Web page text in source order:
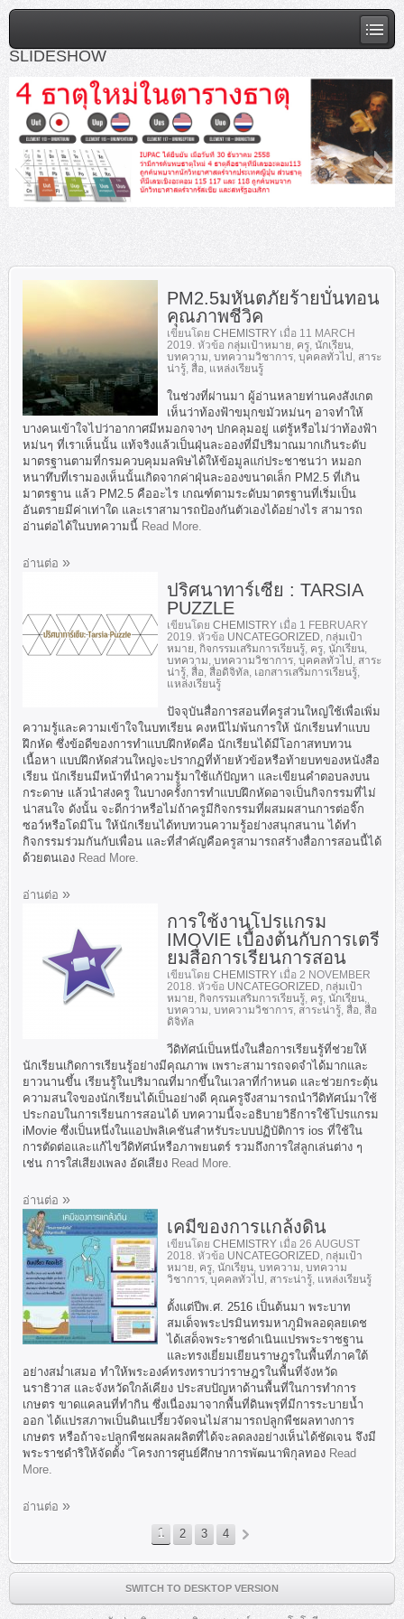
SLIDESHOW
slideshow1
PM2.5มหันตภัยร้ายบั่นทอน
คุณภาพชีวิค
เขียนโดย CHEMISTRY เมื่อ 11 MARCH
2019. หัวข้อ กลุ่มเป้าหมาย, ครู, นักเรียน,
บทความ, บทความวิชาการ, บุคคลทั่วไป , สาระ
น่ารู้, สื่อ, แหล่งเรียนรู้
ในช่วงที่ผ่านมา ผู้อ่านหลายท่านคงสังเกต
เห็นว่าท้องฟ้าขมุกขมัวหม่นๆ อาจทำให้
บางคนเข้าใจไปว่าอากาศมีหมอกจางๆ ปกคลุมอยู่ แต่รู้หรือไม่ว่าท้องฟ้า
หม่นๆ ที่เราเห็นนั้น แท้จริงแล้วเป็นฝุ่นละอองที่มีปริมาณมากเกินระดับ
มาตรฐานตามที่กรมควบคุมมลพิษได้ให้ข้อมูลแก่ประชาชนว่า หมอก
หนาทึบที่เรามองเห็นนั้นเกิดจากค่าฝุ่นละอองขนาดเล็ก PM2.5 ที่เกิน
มาตรฐาน แล้ว PM2.5 คืออะไร เกณฑ์ตามระดับมาตรฐานที่เริ่มเป็น
อันตรายมีค่าเท่าใด และเราสามารถป้องกันตัวเองได้อย่างไร สามารถ
อ่านต่อได้ในบทความนี้ Read More.
อ่านต่อ
ปริศนาทาร์เซีย : TARSIA
PUZZLE
เขียนโดย CHEMISTRY เมื่อ 1 FEBRUARY
2019. หัวข้อ UNCATEGORIZED, กลุ่มเป้า
หมาย, กิจกรรมเสริมการเรียนรู้, ครู, นักเรียน,
บทความ, บทความวิชาการ, บุคคลทั่วไป , สาระ
น่ารู้, สื่อ, สื่อดิจิทัล, เอกสารเสริมการเรียนรู้,
แหล่งเรียนรู้
ปัจจุบันสื่อการสอนที่ครูส่วนใหญ่ใช้เพื่อเพิ่ม
ความรู้และความเข้าใจในบทเรียน คงหนีไม่พ้นการให้ นักเรียนทำแบบ
ฝึกหัด ซึ่งข้อดีของการทำแบบฝึกหัดคือ นักเรียนได้มีโอกาสทบทวน
เนื้อหา แบบฝึกหัดส่วนใหญ่จะปรากฏที่ท้ายหัวข้อหรือท้ายบทของหนังสือ
เรียน นักเรียนมีหน้าที่นำความรู้มาใช้แก้ปัญหา และเขียนคำตอบลงบน
กระดาษ แล้วนำส่งครู ในบางครั้งการทำแบบฝึกหัดอาจเป็นกิจกรรมที่ไม่
น่าสนใจ ดังนั้น จะดีกว่าหรือไม่ถ้าครูมีกิจกรรมที่ผสมผสานการต่อจิ๊ก
ซอว์หรือโดมิโน ให้นักเรียนได้ทบทวนความรู้อย่างสนุกสนาน ได้ทำ
กิจกรรมร่วมกันกับเพื่อน และที่สำคัญคือครูสามารถสร้างสื่อการสอนนี้ได้
ด้วยตนเอง Read More.
อ่านต่อ
การใช้งานโปรแกรม
IMOVIE เบื้องต้นกับการเตรี
ยมสื่อการเรียนการสอน
เขียนโดย CHEMISTRY เมื่อ 2 NOVEMBER
2018. หัวข้อ UNCATEGORIZED, กลุ่มเป้า
หมาย, กิจกรรมเสริมการเรียนรู้, ครู, นักเรียน,
บทความ, บทความวิชาการ, สาระน่ารู้, สื่อ, สื่อ
ดิจิทัล
วีดิทัศน์เป็นหนึ่งในสื่อการเรียนรู้ที่ช่วยให้
นักเรียนเกิดการเรียนรู้อย่างมีคุณภาพ เพราะสามารถจดจำได้มากและ
ยาวนานขึ้น เรียนรู้ในปริมาณที่มากขึ้นในเวลาที่กำหนด และช่วยกระตุ้น
ความสนใจของนักเรียนได้เป็นอย่างดี คุณครูจึงสามารถนำวีดิทัศน์มาใช้
ประกอบในการเรียนการสอนได้ บทความนี้จะอธิบายวิธีการใช้โปรแกรม
iMovie ซึ่งเป็นหนึ่งในแอปพลิเคชันสำหรับระบบปฏิบัติการ ios ที่ใช้ใน
การตัดต่อและแก้ไขวีดิทัศน์หรือภาพยนตร์ รวมถึงการใส่ลูกเล่นต่าง ๆ
เช่น การใส่เสียงเพลง อัดเสียง Read More.
อ่านต่อ
เคมีของการแกล้งดิน
เขียนโดย CHEMISTRY เมื่อ 26 AUGUST
2018. หัวข้อ UNCATEGORIZED, กลุ่มเป้า
หมาย, ครู, นักเรียน, บทความ, บทความ
วิชาการ, บุคคลทั่วไป , สาระน่ารู้, แหล่งเรียนรู้
ตั้งแต่ปีพ.ศ. 2516 เป็นต้นมา พระบาท
สมเด็จพระปรมินทรมหาภูมิพลอดุลยเดช
ได้เสด็จพระราชดำเนินแปรพระราชฐาน
และทรงเยี่ยมเยียนราษฎรในพื้นที่ภาคใต้
อย่างสม่ำเสมอ ทำให้พระองค์ทรงทราบว่าราษฎรในพื้นที่จังหวัด
นราธิวาส และจังหวัดใกล้เคียง ประสบปัญหาด้านพื้นที่ในการทำการ
เกษตร ขาดแคลนที่ทำกิน ซึ่งเนื่องมาจากพื้นที่ดินพรุที่มีการระบายน้ำ
ออก ได้แปรสภาพเป็นดินเปรี้ยวจัดจนไม่สามารถปลูกพืชผลทางการ
เกษตร หรือถ้าจะปลูกพืชผลผลผลิตที่ได้จะลดลงอย่างเห็นได้ชัดเจน จึงมี
พระราชดำริให้จัดตั้ง “โครงการศูนย์ศึกษาการพัฒนาพิกุลทอง Read
More.
อ่านต่อ
1
2 3 4
SWITCH TO DESKTOP VERSION